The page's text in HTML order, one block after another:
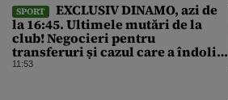
SPORT
EXCLUSIV DINAMO, azi de
la 16:45. Ultimele mutări de la
club! Negocieri pentru
transferuri și cazul care a îndoliat
Dinamo
11:53